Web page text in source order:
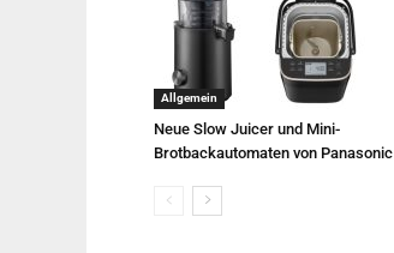
Allgemein
Neue Slow Juicer und Mini-
Brotbackautomaten von Panasonic